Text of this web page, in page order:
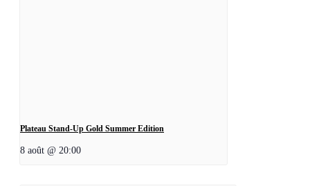
Plateau Stand-Up Gold Summer Edition
8 août @ 20:00